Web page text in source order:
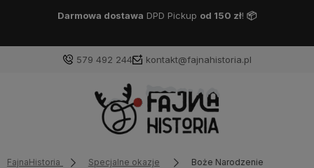
Darmowa dostawa DPD Pickup od 150 zł! 📦
579 492 244 kontakt@fajnahistoria.pl
FajnaHistoria Specjalne okazje Boże Narodzenie